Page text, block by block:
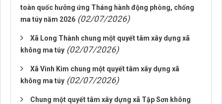
toàn quốc hưởng ứng Tháng hành động phòng, chống
ma túy năm 2026 (02/07/2026)
Xã Long Thành chung một quyết tâm xây dựng xã
không ma túy (02/07/2026)
Xã Vinh Kim chung một quyết tâm xây dựng xã
không ma túy (02/07/2026)
Chung một quyết tâm xây dựng xã Tập Sơn không